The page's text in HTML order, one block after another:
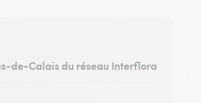
de-Calais du réseau Interflora